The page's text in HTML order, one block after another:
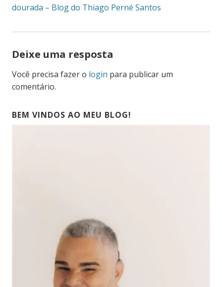
dourada – Blog do Thiago Perné Santos
Deixe uma resposta
Você precisa fazer o login para publicar um
comentário.
BEM VINDOS AO MEU BLOG!